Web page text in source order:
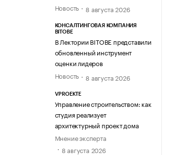
Новость
8 августа 2026
КОНСАЛТИНГОВАЯ КОМПАНИЯ
BITOBE
В Лектории BITOBE представили
обновленный инструмент
оценки лидеров
Новость
8 августа 2026
VPROEKTE
Управление строительством: как
студия реализует
архитектурный проект дома
Мнение эксперта
8 августа 2026